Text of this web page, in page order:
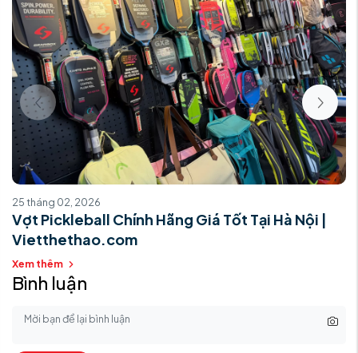
25 tháng 02, 2026
Vợt Pickleball Chính Hãng Giá Tốt Tại Hà Nội |
Vietthethao.com
Xem thêm
Bình luận